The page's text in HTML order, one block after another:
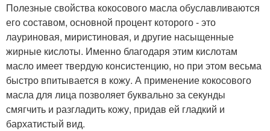
Полезные свойства кокосового масла обуславливаются
его составом, основной процент которого - это
лауриновая, миристиновая, и другие насыщенные
жирные кислоты. Именно благодаря этим кислотам
масло имеет твердую консистенцию, но при этом весьма
быстро впитывается в кожу. А применение кокосового
масла для лица позволяет буквально за секунды
смягчить и разгладить кожу, придав ей гладкий и
бархатистый вид.